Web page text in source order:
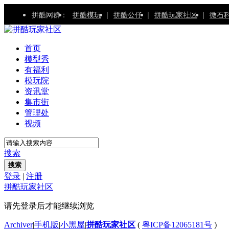
拼酷网群： 拼酷模玩 | 拼酷公仔 | 拼酷玩家社区 | 微石
首页
模型秀
有福利
模玩院
资讯堂
集市街
管理处
视频
搜索
搜索
登录 | 注册
拼酷玩家社区
请先登录后才能继续浏览
Archiver|手机版|小黑屋|拼酷玩家社区 ( 粤ICP备12065181号 )